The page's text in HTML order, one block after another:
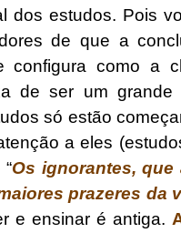
dos estudos. Pois
de que a
configura como a
de ser um grande
só estão
a eles
Os ignorantes, que
prazeres da
e ensinar é antiga.